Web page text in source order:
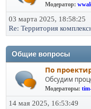
Модератор:
03 марта 2025, 18:58:25
Re: Территория
Общие вопросы
По
Обсудим
Модераторы:
14 мая 2025, 16:53:49